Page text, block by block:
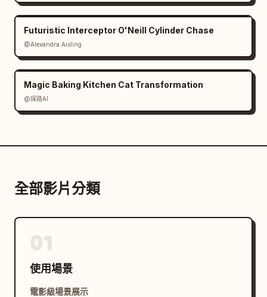
Futuristic Interceptor O'Neill Cylinder Chase
@Alexandra Aisling
Magic Baking Kitchen Cat Transformation
@探路AI
全部影片分類
使用場景
電影級場景展示